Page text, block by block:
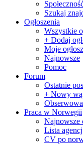
Szukaj
Ogłoszenia
Wszystkie
+ Dodaj
Moje
Najnowsze
Pomoc
Forum
Ostatnie
+ Nowy
Praca w Norwegii
Najnowsze
Lista
CV po